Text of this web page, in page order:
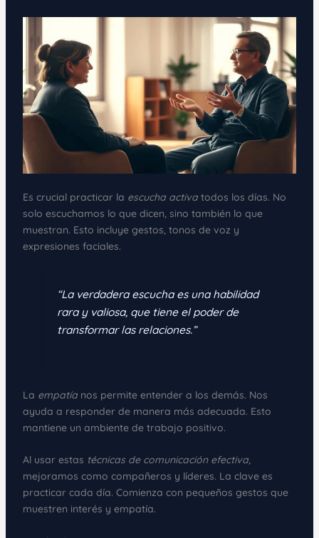
Es crucial practicar la escucha activatodos los días. No
solo escuchamos lo que dicen, sino también lo que
muestran. Esto incluye gestos, tonos de voz y
expresiones faciales.
“La verdadera escucha es una habilidad
rara y valiosa, que tiene el poder de
transformar las relaciones.”
La empatíanos permite entender a los demás. Nos
ayuda a responder de manera más adecuada. Esto
mantiene un ambiente de trabajo positivo.
Al usar estas técnicas de comunicación efectiva,
mejoramos como compañeros y líderes. La clave es
practicar cada día. Comienza con pequeños gestos que
muestren interés y empatía.